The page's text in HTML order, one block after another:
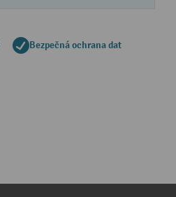
Bezpečná ochrana dat